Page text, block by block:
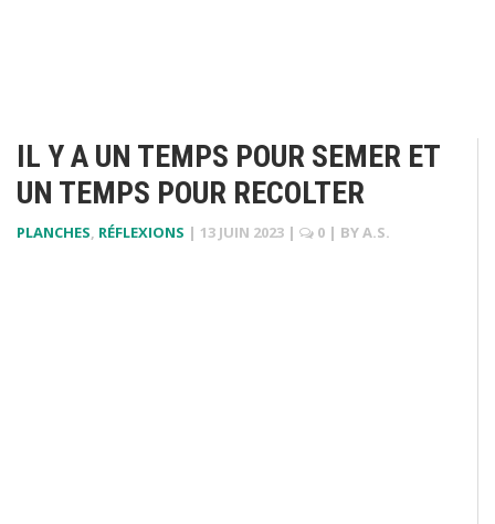
IL Y A UN TEMPS POUR SEMER ET
UN TEMPS POUR RECOLTER
PLANCHES, RÉFLEXIONS | 13 JUIN 2023 | 0 | BYA.S.